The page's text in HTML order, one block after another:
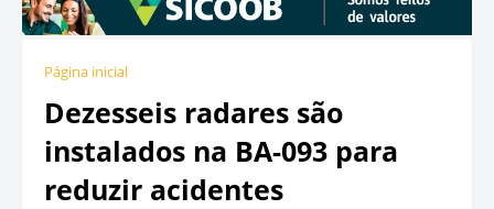
Página inicial
Dezesseis radares são
instalados na BA-093 para
reduzir acidentes